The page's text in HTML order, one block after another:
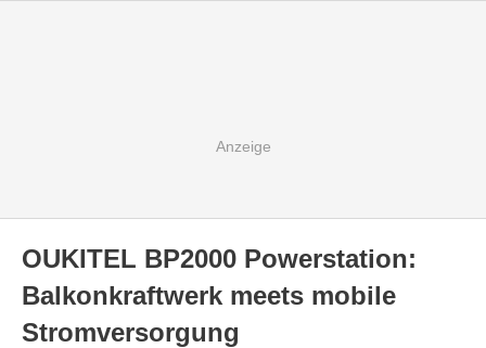
OUKITEL BP2000 Powerstation:
Balkonkraftwerk meets mobile
Stromversorgung